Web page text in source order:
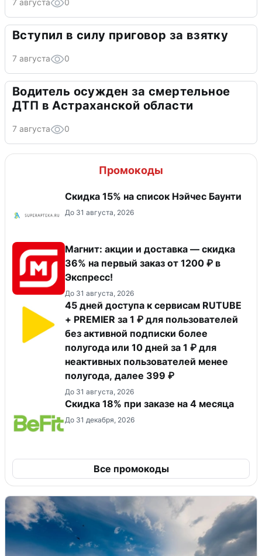
Вступил в силу приговор за взятку
7 августа 0
Водитель осужден за смертельное
ДТП в Астраханской области
7 августа 0
Промокоды
Скидка 15% на список Нэйчес Баунти
До 31 августа, 2026
Магнит: акции и доставка — скидка
36% на первый заказ от 1200 ₽ в
Экспресс!
До 31 августа, 2026
45 дней доступа к сервисам RUTUBE
+ PREMIER за 1 ₽ для пользователей
без активной подписки более
полугода или 10 дней за 1 ₽ для
неактивных пользователей менее
полугода, далее 399 ₽
До 31 августа, 2026
Скидка 18% при заказе на 4 месяца
До 31 декабря, 2026
Все промокоды